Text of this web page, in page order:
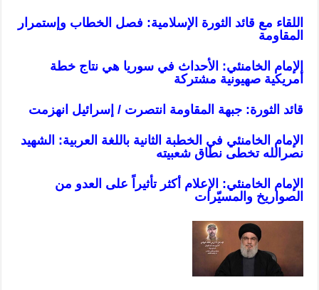
اللقاء مع قائد الثورة الإسلامية: فصل الخطاب وإستمرار
المقاومة
الإمام الخامنئي: الأحداث في سوريا هي نتاج خطة
أمريكية صهيونية مشتركة
قائد الثورة: جبهة المقاومة انتصرت / إسرائيل انهزمت
الإمام الخامنئي في الخطبة الثانية باللغة العربية: الشهيد
نصرالله تخطى نطاق شعبيته
الإمام الخامنئي: الإعلام أكثر تأثيراً على العدو من
الصواريخ والمسيّرات